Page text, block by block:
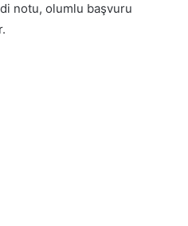
notu, olumlu başvuru